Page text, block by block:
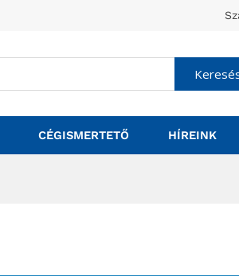
CÉGISMERTETŐ HÍREINK